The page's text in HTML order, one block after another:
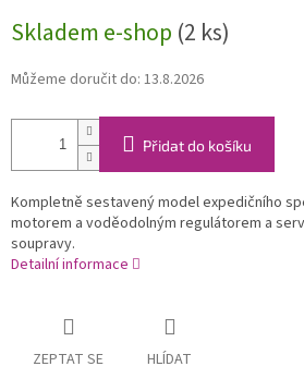
cena:
Skladem e-shop (2 ks)
Můžeme doručit do: 13.8.2026
Přidat do košíku
Kompletně sestavený model expedičního
motorem a voděodolným regulátorem a
soupravy.
Detailní informace
ZEPTAT SE HLÍDAT